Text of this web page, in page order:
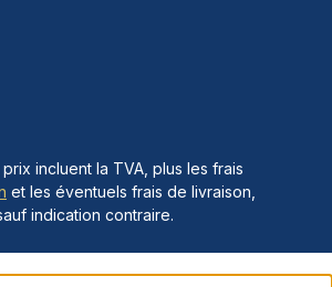
incluent la TVA, plus les frais
et les éventuels frais de livraison,
indication contraire.